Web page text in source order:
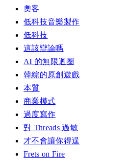
奧客
低科技音樂製作
低科技
這該辯論嗎
AI 的無限迴圈
韓綜的原創遊戲
本質
商業模式
過度寫作
對 Threads 過敏
才不會讓你得逞
Frets on Fire